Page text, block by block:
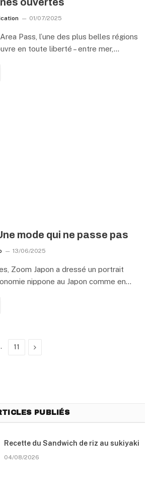
01/07/2025
Pass, l’une des plus belles régions
en toute liberté – entre mer,…
mode qui ne passe pas
13/06/2025
Zoom Japon a dressé un portrait
nippone au Japon comme en…
11 Suivant
PUBLIÉS
Recette du Sandwich de riz au sukiyaki
04/08/2026